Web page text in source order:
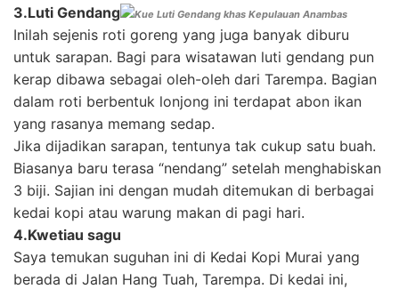
3.Luti Gendang Kue Luti Gendang khas Kepulauan Anambas
Inilah sejenis roti goreng yang juga banyak diburu
untuk sarapan. Bagi para wisatawan luti gendang pun
kerap dibawa sebagai oleh-oleh dari Tarempa. Bagian
dalam roti berbentuk lonjong ini terdapat abon ikan
yang rasanya memang sedap.
Jika dijadikan sarapan, tentunya tak cukup satu buah.
Biasanya baru terasa “nendang” setelah menghabiskan
3 biji. Sajian ini dengan mudah ditemukan di berbagai
kedai kopi atau warung makan di pagi hari.
4.Kwetiau sagu
Saya temukan suguhan ini di Kedai Kopi Murai yang
berada di Jalan Hang Tuah, Tarempa. Di kedai ini,